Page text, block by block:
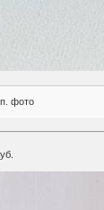
фото